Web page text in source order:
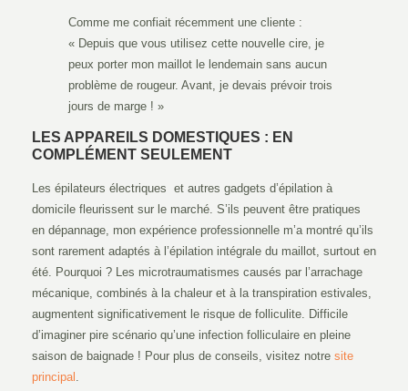
Comme me confiait récemment une cliente :
« Depuis que vous utilisez cette nouvelle cire, je
peux porter mon maillot le lendemain sans aucun
problème de rougeur. Avant, je devais prévoir trois
jours de marge ! »
LES APPAREILS DOMESTIQUES : EN
COMPLÉMENT SEULEMENT
Les épilateurs électriques et autres gadgets d’épilation à
domicile fleurissent sur le marché. S’ils peuvent être pratiques
en dépannage, mon expérience professionnelle m’a montré qu’ils
sont rarement adaptés à l’épilation intégrale du maillot, surtout en
été. Pourquoi ? Les microtraumatismes causés par l’arrachage
mécanique, combinés à la chaleur et à la transpiration estivales,
augmentent significativement le risque de folliculite. Difficile
d’imaginer pire scénario qu’une infection folliculaire en pleine
saison de baignade ! Pour plus de conseils, visitez notre site
principal .